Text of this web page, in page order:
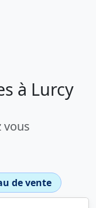
à Lurcy
vous
de vente